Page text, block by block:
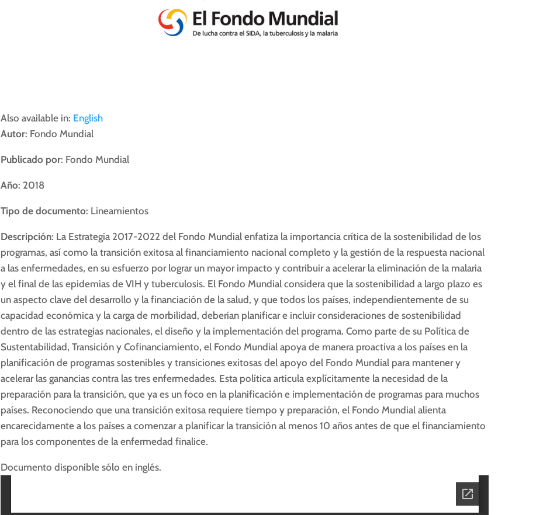
Also available in: English
Autor: Fondo Mundial
Publicado por: Fondo Mundial
Año: 2018
Tipo de documento: Lineamientos
Descripción: La Estrategia 2017-2022 del Fondo Mundial enfatiza la importancia crítica de la sostenibilidad de los
programas, así como la transición exitosa al financiamiento nacional completo y la gestión de la respuesta nacional
a las enfermedades, en su esfuerzo por lograr un mayor impacto y contribuir a acelerar la eliminación de la malaria
y el final de las epidemias de VIH y tuberculosis. El Fondo Mundial considera que la sostenibilidad a largo plazo es
un aspecto clave del desarrollo y la financiación de la salud, y que todos los países, independientemente de su
capacidad económica y la carga de morbilidad, deberían planificar e incluir consideraciones de sostenibilidad
dentro de las estrategias nacionales, el diseño y la implementación del programa. Como parte de su Política de
Sustentabilidad, Transición y Cofinanciamiento, el Fondo Mundial apoya de manera proactiva a los países en la
planificación de programas sostenibles y transiciones exitosas del apoyo del Fondo Mundial para mantener y
acelerar las ganancias contra las tres enfermedades. Esta política articula explícitamente la necesidad de la
preparación para la transición, que ya es un foco en la planificación e implementación de programas para muchos
países. Reconociendo que una transición exitosa requiere tiempo y preparación, el Fondo Mundial alienta
encarecidamente a los países a comenzar a planificar la transición al menos 10 años antes de que el financiamiento
para los componentes de la enfermedad finalice.
Documento disponible sólo en inglés.